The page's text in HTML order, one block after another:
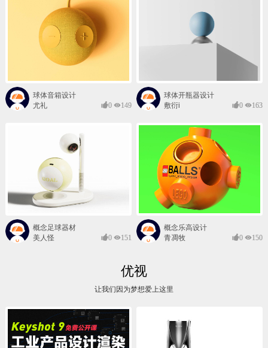
球体音箱设计
尤礼
0 149
球体开瓶器设计
敷衍i
0 163
概念足球器材
美人怪
0 151
概念乐高设计
青凋牧
0 150
优视
让我们因为梦想爱上这里